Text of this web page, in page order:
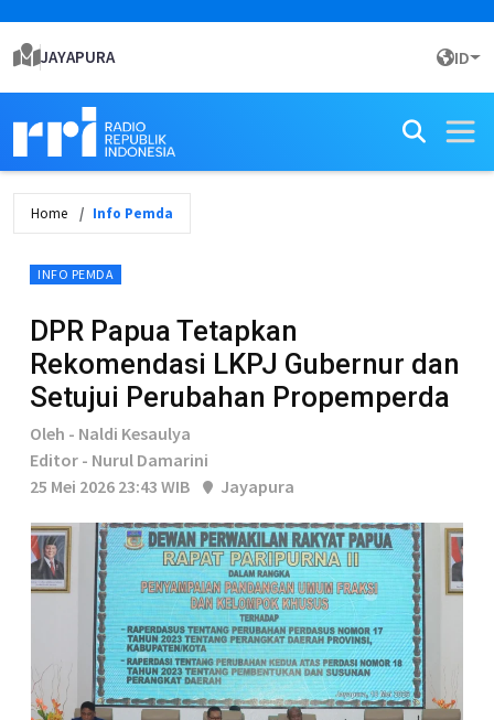
JAYAPURA ID
Home Info Pemda
INFO PEMDA
DPR Papua Tetapkan
Rekomendasi LKPJ Gubernur dan
Setujui Perubahan Propemperda
Oleh - Naldi Kesaulya
Editor - Nurul Damarini
25 Mei 2026 23:43 WIB
Jayapura